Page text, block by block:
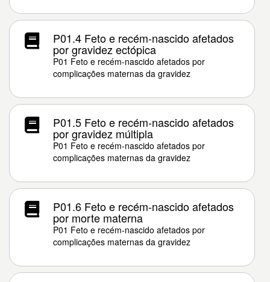
P01.4 Feto e recém-nascido afetados
por gravidez ectópica
P01 Feto e recém-nascido afetados por
complicações maternas da gravidez
P01.5 Feto e recém-nascido afetados
por gravidez múltipla
P01 Feto e recém-nascido afetados por
complicações maternas da gravidez
P01.6 Feto e recém-nascido afetados
por morte materna
P01 Feto e recém-nascido afetados por
complicações maternas da gravidez